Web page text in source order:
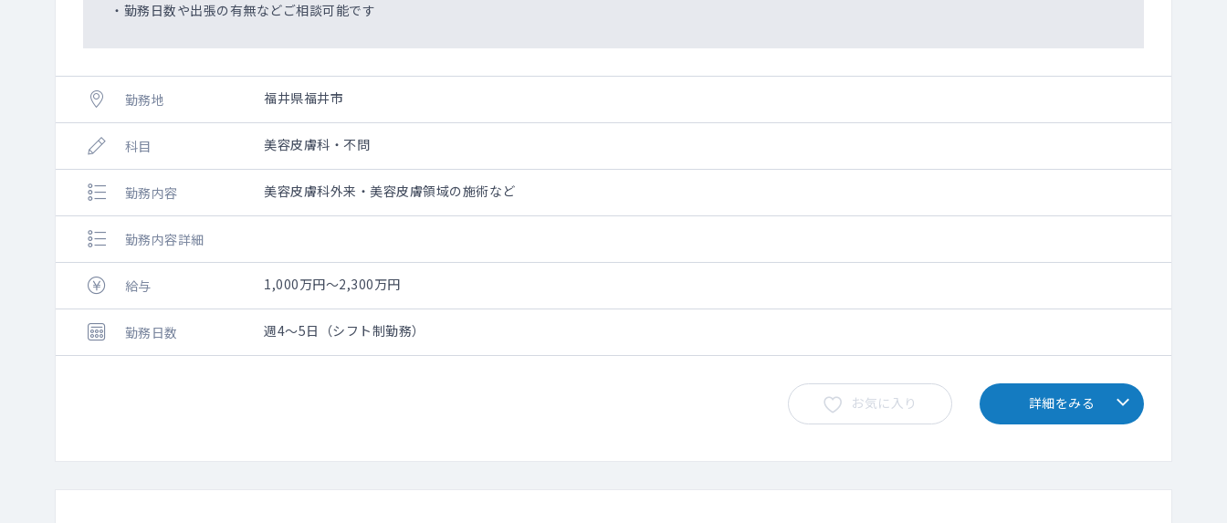
・勤務日数や出張の有無などご相談可能です
勤務地 福井県福井市
科目 美容皮膚科・不問
勤務内容 美容皮膚科外来・美容皮膚領域の施術など
勤務内容詳細
給与 1,000万円～2,300万円
勤務日数 週4～5日（シフト制勤務）
お気に入り 詳細をみる